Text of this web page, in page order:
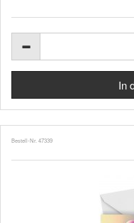
Bestell-Nr. 47339